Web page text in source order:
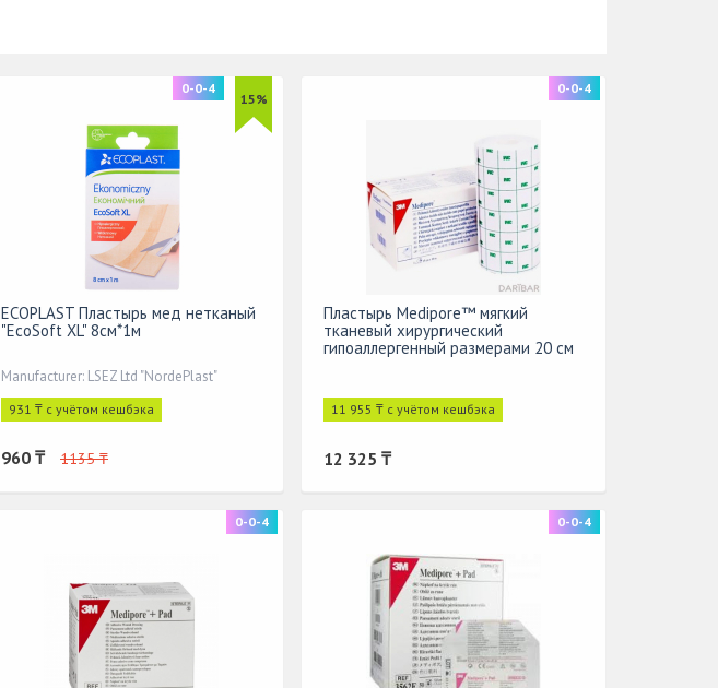
15%
0-0-4
ECOPLAST Пластырь мед нетканый
"EcoSoft XL" 8см*1м
Manufacturer: LSEZ Ltd "NordePlast"
931 ₸ с учётом кешбэка
960 ₸ 1135 ₸
0-0-4
Пластырь Medipore™ мягкий
тканевый хирургический
гипоаллергенный размерами 20 см
11 955 ₸ с учётом кешбэка
12 325 ₸
0-0-4 0-0-4